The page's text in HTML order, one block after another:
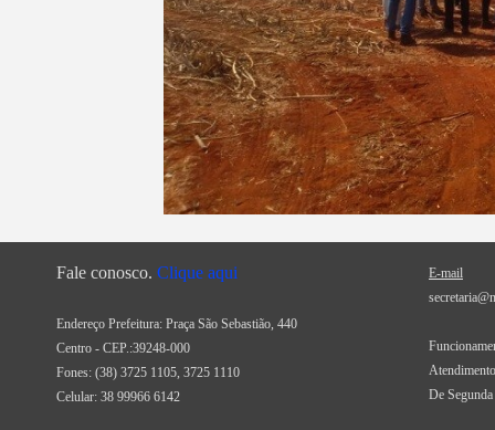
Fale conosco. Clique aqui
Endereço Prefeitura: Praça São Sebastião, 440
Centro - CEP.:39248-000
Fones: (38) 3725 1105, 3725 1110
Celular: 38 99966 6142
E-mail
De